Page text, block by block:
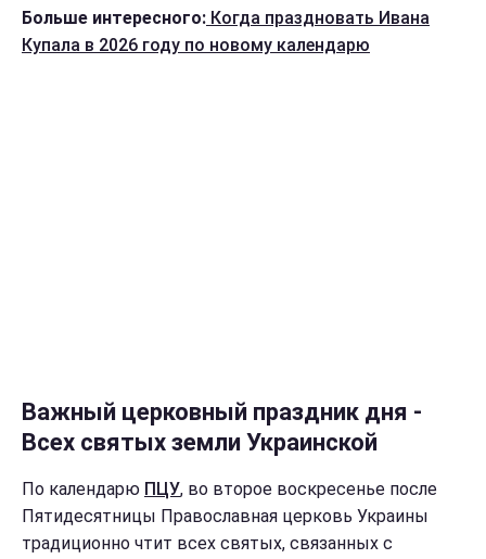
Больше интересного: Когда праздновать Ивана
Купала в 2026 году по новому календарю
Важный церковный праздник дня -
Всех святых земли Украинской
По календарю ПЦУ, во второе воскресенье после
Пятидесятницы Православная церковь Украины
традиционно чтит всех святых, связанных с